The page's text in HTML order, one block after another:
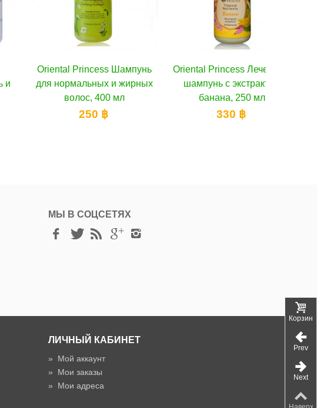
В корзину
Oriental Princess Шампунь
для нормальных и жирных
волос, 400 мл
В корзину
Oriental Princess Лечебный
шампунь с экстрактом
банана, 250 мл
МЫ В СОЦСЕТЯХ
ЛИЧНЫЙ КАБИНЕТ
» Мой аккаунт
» Мои заказы
» Мои адреса
Корзина
Prev
Next